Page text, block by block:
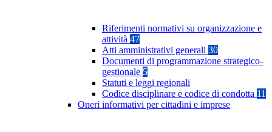
Riferimenti normativi su organizzazione e
attività 47
Atti amministrativi generali 30
Documenti di programmazione strategico-
gestionale 5
Statuti e leggi regionali
Codice disciplinare e codice di condotta 11
Oneri informativi per cittadini e imprese